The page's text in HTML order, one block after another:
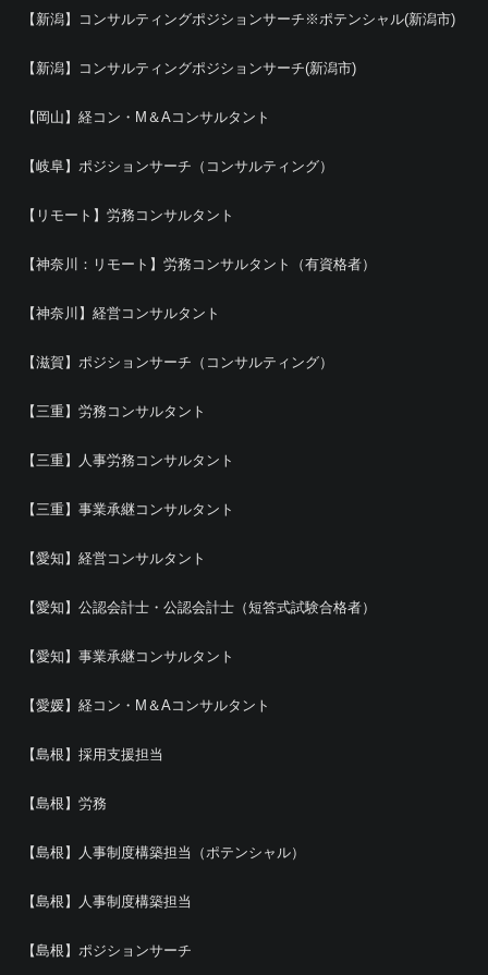
【新潟】コンサルティングポジションサーチ※ポテンシャル(新潟市)
【新潟】コンサルティングポジションサーチ(新潟市)
【岡山】経コン・M＆Aコンサルタント
【岐阜】ポジションサーチ（コンサルティング）
【リモート】労務コンサルタント
【神奈川：リモート】労務コンサルタント（有資格者）
【神奈川】経営コンサルタント
【滋賀】ポジションサーチ（コンサルティング）
【三重】労務コンサルタント
【三重】人事労務コンサルタント
【三重】事業承継コンサルタント
【愛知】経営コンサルタント
【愛知】公認会計士・公認会計士（短答式試験合格者）
【愛知】事業承継コンサルタント
【愛媛】経コン・M＆Aコンサルタント
【島根】採用支援担当
【島根】労務
【島根】人事制度構築担当（ポテンシャル）
【島根】人事制度構築担当
【島根】ポジションサーチ